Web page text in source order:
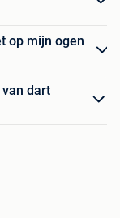
op mijn ogen
dart